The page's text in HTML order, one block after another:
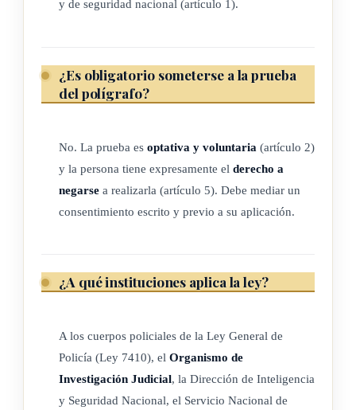
Inteligencia y Seguridad Nacional, el Servicio Nacional de
confiabilidad de su personal, el examen psicofisiológico de
polígrafo con carácter optativo y voluntario.
como una herramienta complementaria de las pruebas
técnicas a las que son sometidas.
Polígrafo: es un instrumento de medición utilizado para el
registro de respuestas fisiológicas. Registra las variaciones de
la presión arterial, el ritmo cardíaco y la frecuencia
y de seguridad nacional (artículo 1).
¿Es obligatorio someterse a la prueba
del polígrafo?
No. La prueba es optativa y voluntaria (artículo 2)
y la persona tiene expresamente el derecho a
negarse a realizarla (artículo 5). Debe mediar un
consentimiento escrito y previo a su aplicación.
¿A qué instituciones aplica la ley?
A los cuerpos policiales de la Ley General de
Policía (Ley 7410), el Organismo de
Investigación Judicial, la Dirección de Inteligencia
y Seguridad Nacional, el Servicio Nacional de